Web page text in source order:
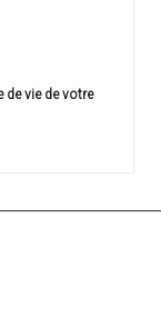
de vie de votre